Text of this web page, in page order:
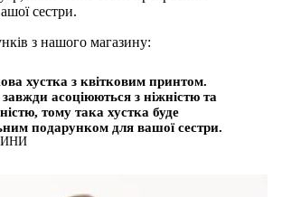
сестри.
з нашого магазину:
хустка з квітковим принтом.
асоціюються з ніжністю та
тому така хустка буде
подарунком для вашої сестри.